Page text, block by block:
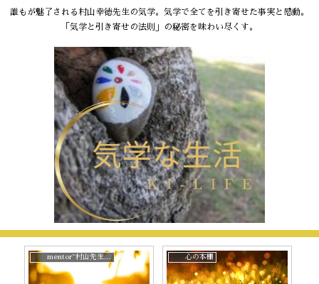
誰もが魅了される村山幸徳先生の気学。気学で全てを引き寄せた事実と感動。
「気学と引き寄せの法則」の秘密を味わい尽くす。
mentor~村山先生と。 心の本棚